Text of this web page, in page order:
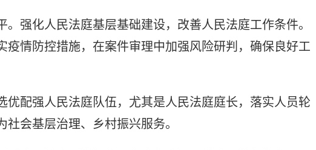
强化人民法庭基层基础建设，改善人民法庭工作条件。
疫情防控措施，在案件审理中加强风险研判，确保良好工
优配强人民法庭队伍，尤其是人民法庭庭长，落实人员轮
会基层治理、乡村振兴服务。